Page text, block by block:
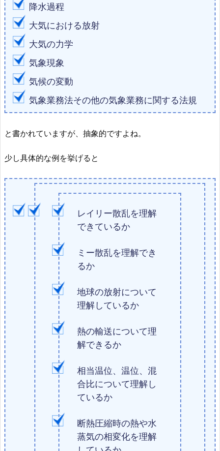
降⽔過程
⼤気における放射
⼤気の⼒学
気象現象
気候の変動
気象業務法その他の気象業務に関する法規
と書かれていますが、抽象的ですよね。
少し具体的な例を挙げると
レイリー散乱を理解
できているか
ミー散乱を理解でき
るか
地球の放射について
理解しているか
熱の輸送について理
解できるか
相当温位、温位、混
合比について理解し
ているか
断熱圧縮時の熱や水
蒸気の相変化を理解